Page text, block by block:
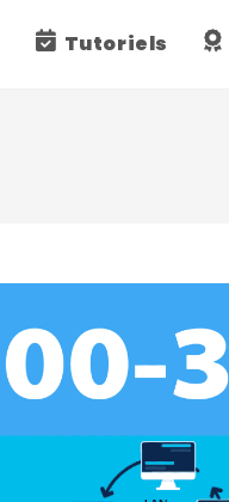
Tutoriels